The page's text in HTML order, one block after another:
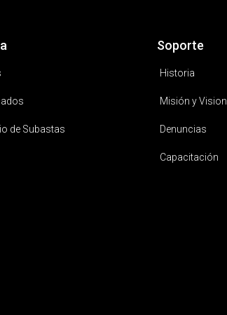
de Subastas
Soporte
Historia
Misión y Vision
Denuncias
Capacitación